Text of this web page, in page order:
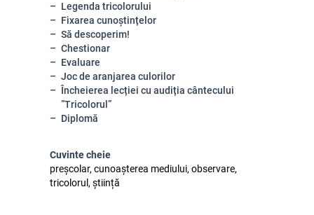
Legenda tricolorului
Fixarea cunoștințelor
Să descoperim!
Chestionar
Evaluare
Joc de aranjarea culorilor
Încheierea lecției cu audiția cântecului
”Tricolorul”
Diplomă
Cuvinte cheie
preșcolar, cunoașterea mediului, observare,
tricolorul, știință